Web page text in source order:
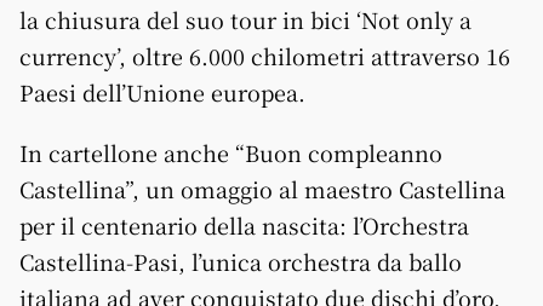
la chiusura del suo tour in bici ‘Not only a
currency’, oltre 6.000 chilometri attraverso 16
Paesi dell’Unione europea.
In cartellone anche “Buon compleanno
Castellina”, un omaggio al maestro Castellina
per il centenario della nascita: l’Orchestra
Castellina-Pasi, l’unica orchestra da ballo
italiana ad aver conquistato due dischi d’oro,